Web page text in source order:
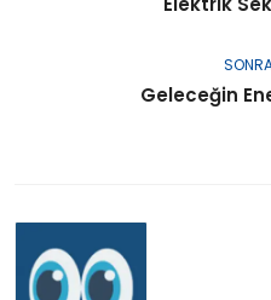
Geleceğin